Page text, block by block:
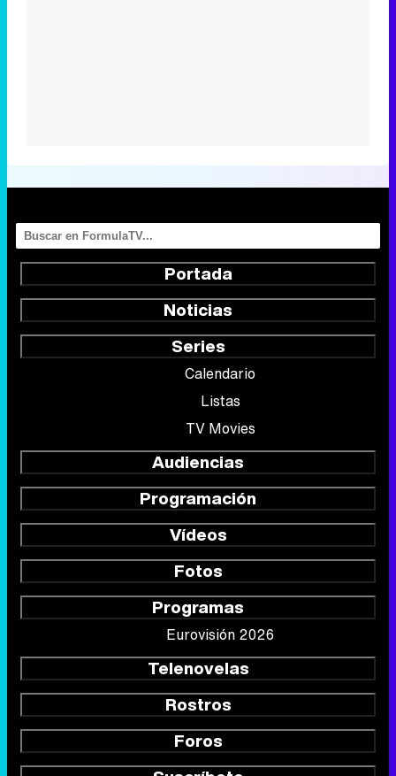
Portada
Noticias
Series
Calendario
Listas
TV Movies
Audiencias
Programación
Vídeos
Fotos
Programas
Eurovisión 2026
Telenovelas
Rostros
Foros